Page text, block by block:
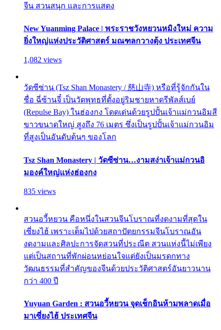
จีน สวนสนุก และการแสดง
New Yuanming Palace | พระราชวังหยวนหมิงใหม่ ความ
ยิ่งใหญ่แห่งประวัติศาสตร์ มณฑลกวางตุ้ง ประเทศจีน
1,082 views
วัดซีซ่าน (Tsz Shan Monastery / 慈山寺) หรือที่รู้จักกันใน
ชื่อ ฉี่ซ้านจี๋ เป็นวัดพุทธที่ตั้งอยู่ริมชายหาดรีพัลส์เบย์
(Repulse Bay) ในฮ่องกง โดดเด่นด้วยรูปปั้นเจ้าแม่กวนอิมสี
ขาวขนาดใหญ่ สูงถึง 76 เมตร ซึ่งเป็นรูปปั้นเจ้าแม่กวนอิม
ที่สูงเป็นอันดับต้นๆ ของโลก
Tsz Shan Monastery | วัดซีซ่าน…งามสง่าเจ้าแม่กวนอิ
มองค์ใหญ่แห่งฮ่องกง
835 views
สวนอวี้หยวน คือหนึ่งในสวนจีนโบราณที่งดงามที่สุดใน
เซี่ยงไฮ้ เพราะเต็มไปด้วยสถาปัตยกรรมจีนโบราณอัน
งดงามและศิลปะการจัดสวนที่ประณีต สวนแห่งนี้ไม่เพียง
แต่เป็นสถานที่พักผ่อนหย่อนใจแต่ยังเป็นมรดกทาง
วัฒนธรรมที่สำคัญของจีนด้วยประวัติศาสตร์อันยาวนาน
กว่า 400 ปี
Yuyuan Garden : สวนอวี้หยวน จุดเช็กอินห้ามพลาดเมื่อ
มาเซี่ยงไฮ้ ประเทศจีน